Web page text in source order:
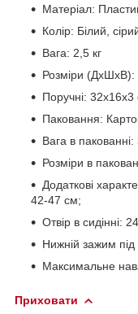
Матеріал:
Колір: Білий,
Вага: 2,5 кг
Розміри
Поручні: 32х16х3
Паковання:
Вага в пакованні:
Розміри в
Додаткові
42-47 см;
Отвір в сидінні:
Нижній зажим під
Максимальне
Приховати